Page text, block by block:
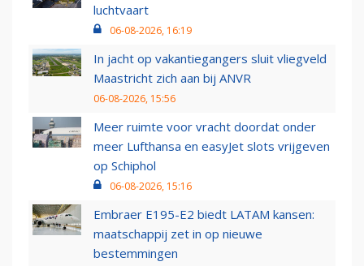
luchtvaart
06-08-2026, 16:19
In jacht op vakantiegangers sluit vliegveld
Maastricht zich aan bij ANVR
06-08-2026, 15:56
Meer ruimte voor vracht doordat onder
meer Lufthansa en easyJet slots vrijgeven
op Schiphol
06-08-2026, 15:16
Embraer E195-E2 biedt LATAM kansen:
maatschappij zet in op nieuwe
bestemmingen